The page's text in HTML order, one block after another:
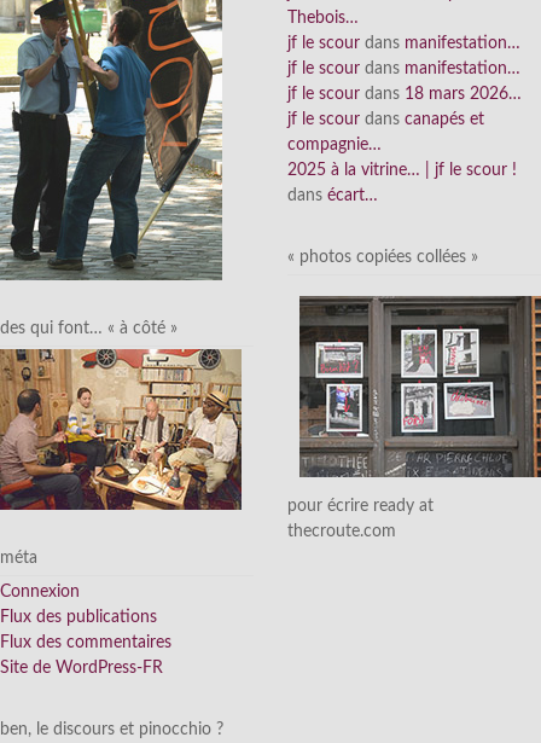
des qui font… « à côté »
méta
Connexion
Flux des publications
Flux des commentaires
Site de WordPress-FR
ben, le discours et pinocchio ?
Thebois…
jf le scour dans manifestation…
jf le scour dans manifestation…
jf le scour dans 18 mars 2026…
jf le scour dans canapés et
compagnie…
2025 à la vitrine… | jf le scour !
dans écart…
« photos copiées collées »
pour écrire ready at
thecroute.com